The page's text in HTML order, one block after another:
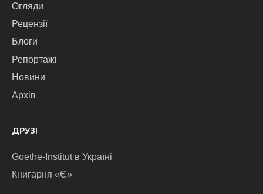
Огляди
Рецензії
Блоги
Репортажі
Новини
Архів
ДРУЗІ
Goethe-Institut в Україні
Книгарня «Є»